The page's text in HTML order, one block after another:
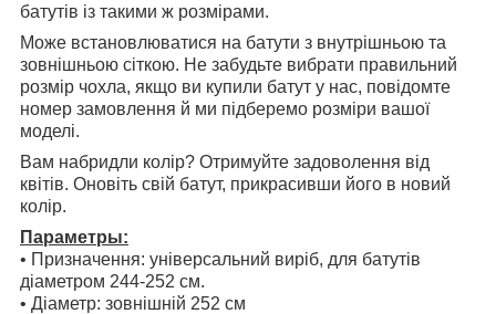
батутів із такими ж розмірами.
Може встановлюватися на батути з внутрішньою та
зовнішньою сіткою. Не забудьте вибрати правильний
розмір чохла, якщо ви купили батут у нас, повідомте
номер замовлення й ми підберемо розміри вашої
моделі.
Вам набридли колір? Отримуйте задоволення від
квітів. Оновіть свій батут, прикрасивши його в новий
колір.
Параметры:
• Призначення: універсальний виріб, для батутів
діаметром 244-252 см.
• Діаметр: зовнішній 252 см